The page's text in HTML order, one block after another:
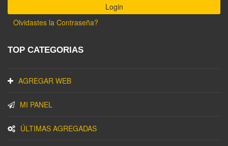
Olvidastes la Contraseña?
TOP CATEGORIAS
AGREGAR WEB
MI PANEL
ÚLTIMAS AGREGADAS